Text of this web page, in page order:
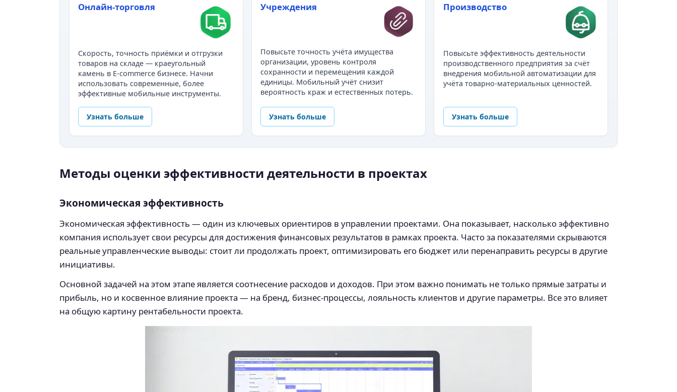
Онлайн-торговля
Скорость, точность приёмки и отгрузки
товаров на складе — краеугольный
камень в E-commerce бизнесе. Начни
использовать современные, более
эффективные мобильные инструменты.
Узнать больше
Учреждения
Повысьте точность учёта имущества
организации, уровень контроля
сохранности и перемещения каждой
единицы. Мобильный учёт снизит
вероятность краж и естественных потерь.
Узнать больше
Производство
Повысьте эффективность деятельности
производственного предприятия за счёт
внедрения мобильной автоматизации для
учёта товарно-материальных ценностей.
Узнать больше
Методы оценки эффективности деятельности в проектах
Экономическая эффективность
Экономическая эффективность — один из ключевых ориентиров в управлении проектами. Она показывает, насколько эффективно
компания использует свои ресурсы для достижения финансовых результатов в рамках проекта. Часто за показателями скрываются
реальные управленческие выводы: стоит ли продолжать проект, оптимизировать его бюджет или перенаправить ресурсы в другие
инициативы.
Основной задачей на этом этапе является соотнесение расходов и доходов. При этом важно понимать не только прямые затраты и
прибыль, но и косвенное влияние проекта — на бренд, бизнес-процессы, лояльность клиентов и другие параметры. Все это влияет
на общую картину рентабельности проекта.